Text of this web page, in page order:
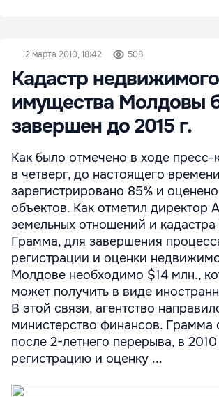
12 марта 2010, 18:42 508
Кадастр недвижимого
имущества Молдовы
завершен до 2015 г.
Как было отмечено в ходе
в четверг, до настоящего времени
зарегистрировано 85% и
объектов. Как отметил директор
земельных отношений и
Грамма, для завершения
регистрации и оценки
Молдове необходимо $14 млн.,
может получить в виде
В этой связи, агентство
министерство финансов. Грамма
после 2-летнего перерыва, в 2010
регистрацию и оценку ...